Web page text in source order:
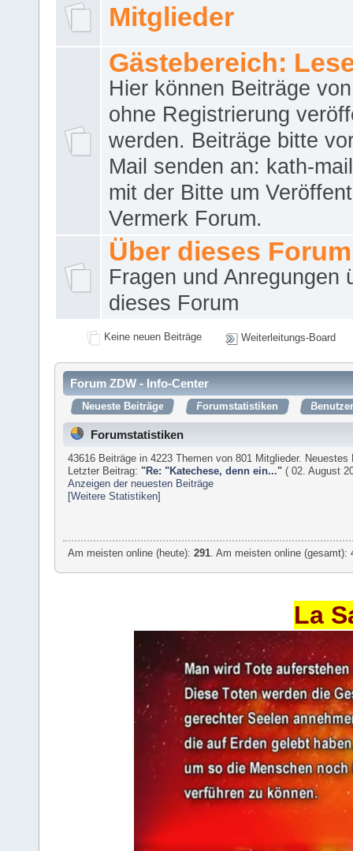
Mitglieder
Gästebereich:
Hier können Beiträge
ohne Registrierung
werden. Beiträge bitte
Mail senden an: kath-
mit der Bitte um
Vermerk Forum.
Über dieses Forum
Fragen und Anregungen
dieses Forum
Keine neuen Beiträge Weiterleitungs-Board
Forum ZDW - Info-Center
Neueste Beiträge Forumstatistiken
Forumstatistiken
43616 Beiträge in 4223 Themen von 801 Mitglieder.
Letzter Beitrag: "Re: "Katechese, denn ein..." ( 02. August
Anzeigen der neuesten Beiträge
[Weitere Statistiken]
Am meisten online (heute):291 . Am meisten online
La